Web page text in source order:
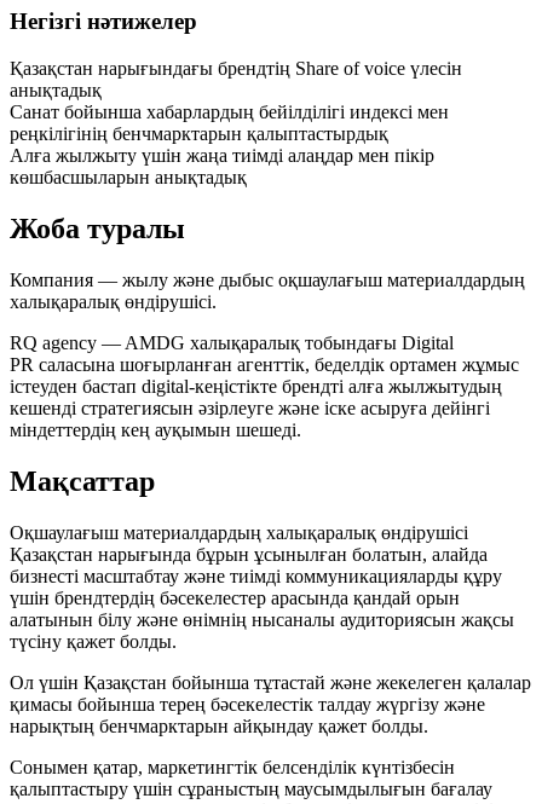
Негізгі нәтижелер
Қазақстан нарығындағы брендтің Share of voice үлесін
анықтадық
Санат бойынша хабарлардың бейілділігі индексі мен
реңкілігінің бенчмарктарын қалыптастырдық
Алға жылжыту үшін жаңа тиімді алаңдар мен пікір
көшбасшыларын анықтадық
Жоба туралы
Компания — жылу және дыбыс оқшаулағыш материалдардың
халықаралық өндірушісі.
RQ agency — AMDG халықаралық тобындағы Digital
PR саласына шоғырланған агенттік, беделдік ортамен жұмыс
істеуден бастап digital-кеңістікте брендті алға жылжытудың
кешенді стратегиясын әзірлеуге және іске асыруға дейінгі
міндеттердің кең ауқымын шешеді.
Мақсаттар
Оқшаулағыш материалдардың халықаралық өндірушісі
Қазақстан нарығында бұрын ұсынылған болатын, алайда
бизнесті масштабтау және тиімді коммуникацияларды құру
үшін брендтердің бәсекелестер арасында қандай орын
алатынын білу және өнімнің нысаналы аудиториясын жақсы
түсіну қажет болды.
Ол үшін Қазақстан бойынша тұтастай және жекелеген қалалар
қимасы бойынша терең бәсекелестік талдау жүргізу және
нарықтың бенчмарктарын айқындау қажет болды.
Сонымен қатар, маркетингтік белсенділік күнтізбесін
қалыптастыру үшін сұраныстың маусымдылығын бағалау